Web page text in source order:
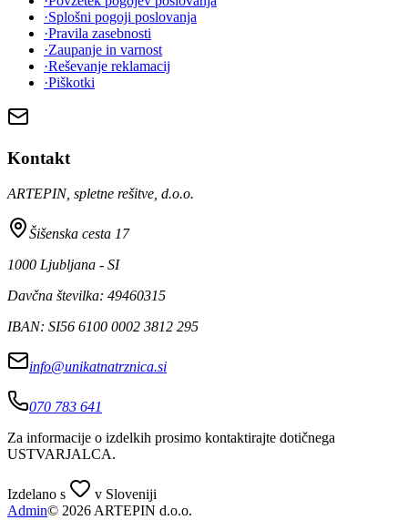
·Splošni pogoji poslovanja
·Pravila zasebnosti
·Zaupanje in varnost
·Reševanje reklamacij
·Piškotki
Kontakt
ARTEPIN, spletne rešitve, d.o.o.
Šišenska cesta 17
1000 Ljubljana - SI
Davčna številka: 49460315
IBAN: SI56 6100 0002 3812 295
info@unikatnatrznica.si
070 783 641
Za informacije o izdelkih prosimo kontaktirajte dotičnega
USTVARJALCA.
Izdelano s
v Sloveniji
Admin© 2026 ARTEPIN d.o.o.